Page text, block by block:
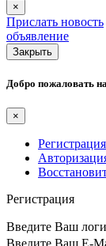
×
Прислать новость
объявление
Закрыть
Добро пожаловать
×
Регистрация
Регистрация
Введите Ваш